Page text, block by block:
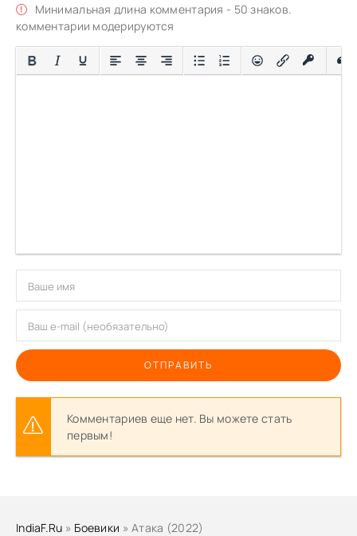
Минимальная длина комментария - 50 знаков.
комментарии модерируются
ОТПРАВИТЬ
Комментариев еще нет. Вы можете стать
первым!
IndiaF.Ru » Боевики » Атака (2022)